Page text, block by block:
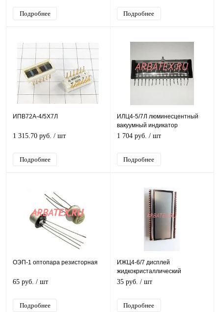
Подробнее Подробнее
ИПВ72А-4/5Х7Л
1 315.70 руб. / шт
Подробнее
ИЛЦ4-5/7Л люминесцентный
вакуумный индикатор
1 704 руб. / шт
Подробнее
ОЭП-1 оптопара резисторная
65 руб. / шт
Подробнее
ИЖЦ4-6/7 дисплей
жидкокристаллический
35 руб. / шт
Подробнее